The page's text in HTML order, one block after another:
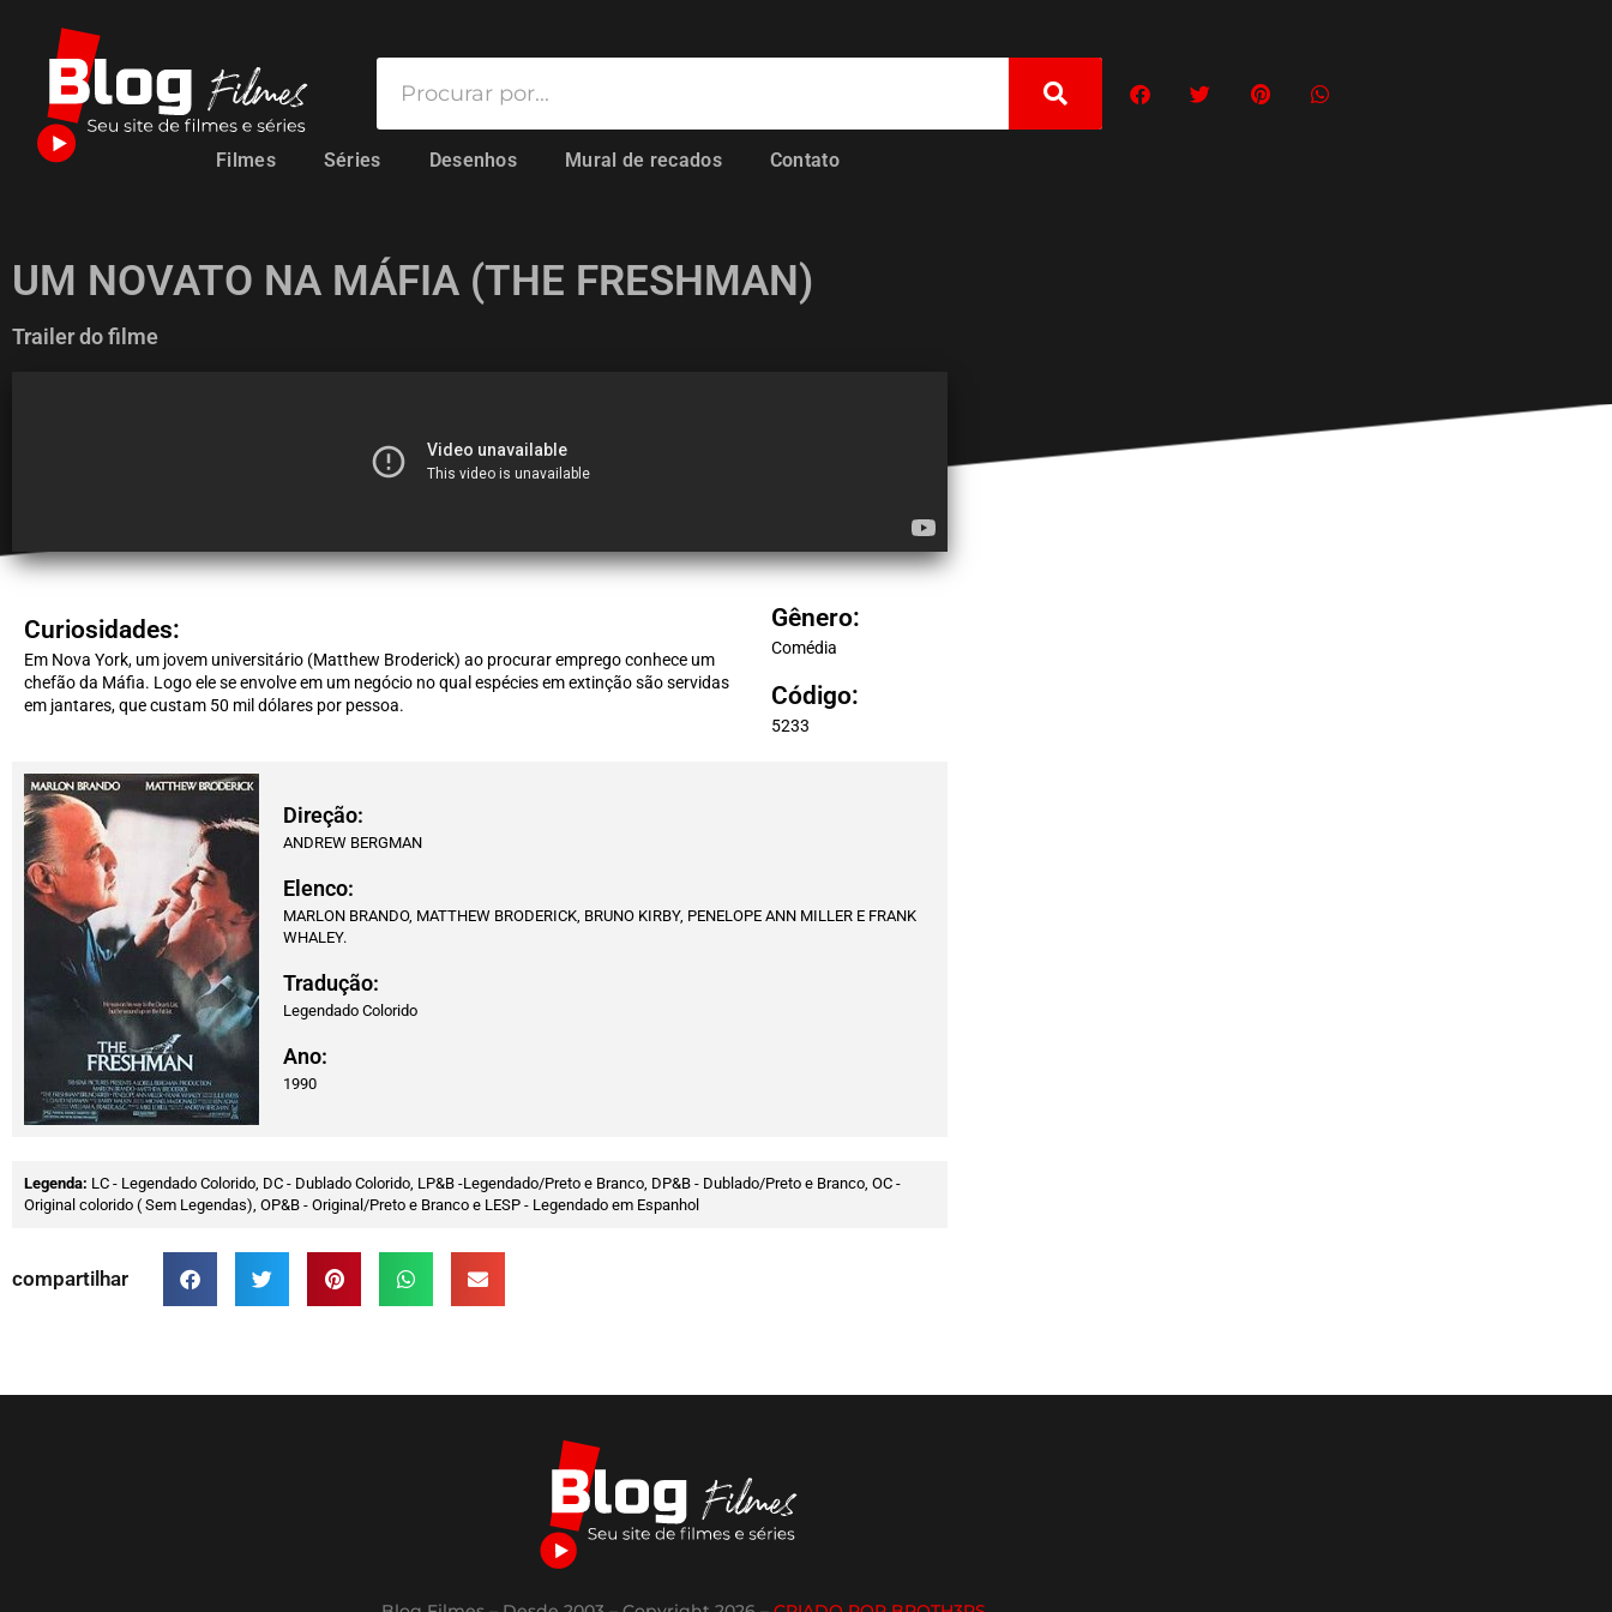
Filmes Séries Desenhos Mural de recados Contato
UM NOVATO NA MÁFIA (THE FRESHMAN)
Trailer do filme
Curiosidades:
Em Nova York, um jovem universitário (Matthew Broderick) ao procurar emprego conhece um
chefão da Máfia. Logo ele se envolve em um negócio no qual espécies em extinção são servidas
em jantares, que custam 50 mil dólares por pessoa.
Gênero:
Comédia
Código:
5233
Direção:
ANDREW BERGMAN
Elenco:
MARLON BRANDO, MATTHEW BRODERICK, BRUNO KIRBY, PENELOPE ANN MILLER E FRANK
WHALEY.
Tradução:
Legendado Colorido
Ano:
1990
Legenda: LC - Legendado Colorido, DC - Dublado Colorido, LP&B -Legendado/Preto e Branco, DP&B - Dublado/Preto e Branco, OC -
Original colorido ( Sem Legendas), OP&B - Original/Preto e Branco e LESP - Legendado em Espanhol
compartilhar